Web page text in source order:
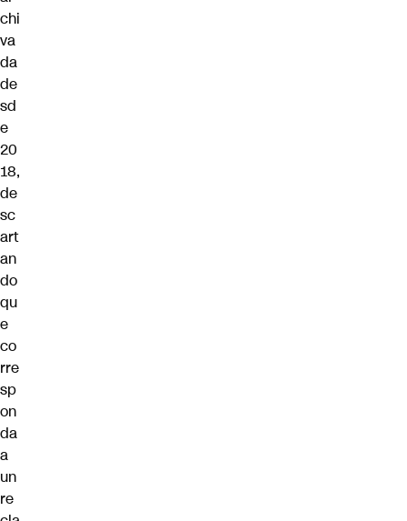
chi
va
da
de
sd
e
20
18,
de
sc
art
an
do
qu
e
co
rre
sp
on
da
a
un
re